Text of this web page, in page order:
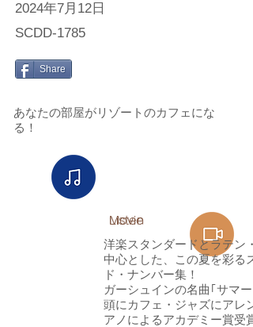
2024年7月12日
SCDD-1785
Share
あなたの部屋がリゾートのカフェにな
る！
Listen​
Movie
洋楽スタンダードとラテン
中心とした、この夏を彩る
ド・ナンバー集！
ガーシュインの名曲｢サマー
頭にカフェ・ジャズにアレ
アノによるアカデミー賞受